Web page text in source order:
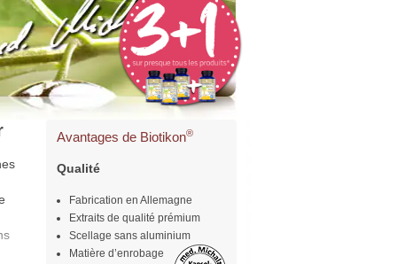
Avantages de Biotikon®
Qualité
Fabrication en Allemagne
Extraits de qualité prémium
Scellage sans aluminium
Matière d’enrobage